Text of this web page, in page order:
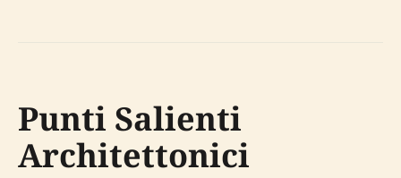
Punti Salienti
Architettonici